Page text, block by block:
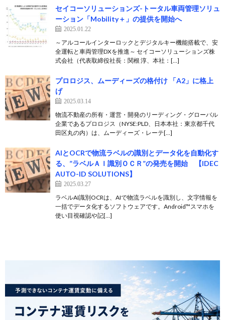
セイコーソリューションズ-トータル車両管理ソリュ
ーション「Mobility＋」の提供を開始へ
2025.01.22
～アルコールインターロックとデジタルキー機能搭載で、安
全運転と車両管理DXを推進～ セイコーソリューションズ株
式会社（代表取締役社長：関根 淳、本社：[…]
プロロジス、ムーディーズの格付け 「A2」に格上
げ
2025.03.14
物流不動産の所有・運営・開発のリーディング・グローバル
企業であるプロロジス（NYSE:PLD、日本本社：東京都千代
田区丸の内）は、ムーディーズ・レーテ[…]
AIとOCRで物流ラベルの識別とデータ化を自動化す
る、”ラベルＡＩ識別ＯＣＲ”の発売を開始 【IDEC
AUTO-ID SOLUTIONS】
2025.03.27
ラベルAI識別OCRは、AIで物流ラベルを識別し、文字情報を
一括でデータ化するソフトウェアです。Android™スマホを
使い目視確認や記[…]